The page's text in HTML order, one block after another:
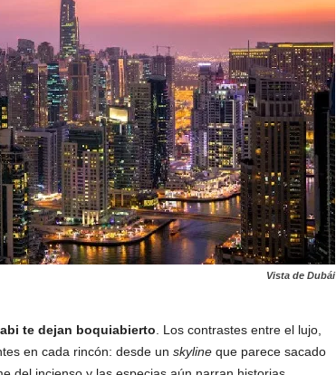
Vista de Dubái
te dejan boquiabierto . Los contrastes entre el lujo,
en cada rincón: desde un skylineque parece sacado